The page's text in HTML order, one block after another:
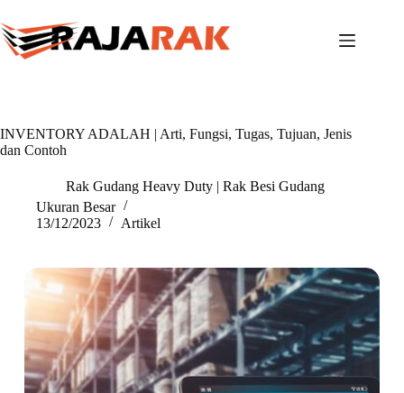
to
content
INVENTORY ADALAH | Arti, Fungsi, Tugas, Tujuan, Jenis
dan Contoh
Rak Gudang Heavy Duty | Rak Besi Gudang
Ukuran Besar
13/12/2023
Artikel